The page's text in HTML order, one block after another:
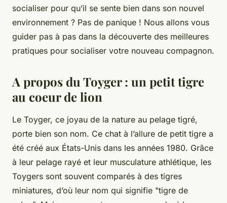
socialiser pour qu’il se sente bien dans son nouvel
environnement ? Pas de panique ! Nous allons vous
guider pas à pas dans la découverte des meilleures
pratiques pour socialiser votre nouveau compagnon.
A propos du Toyger : un petit tigre
au coeur de lion
Le Toyger, ce joyau de la nature au pelage tigré,
porte bien son nom. Ce chat à l’allure de petit tigre a
été créé aux États-Unis dans les années 1980. Grâce
à leur pelage rayé et leur musculature athlétique, les
Toygers sont souvent comparés à des tigres
miniatures, d’où leur nom qui signifie "tigre de